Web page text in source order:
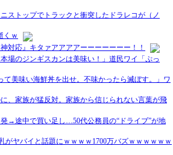
ストップでトラックと衝突したドラレコが（ノ
くｗ
対応』キタァアアアアーーーーーーー！！
場のジンギスカンは美味い！」道民ワイ「ぷっ
て美味い海鮮丼を出せ。不味かったら滅ぼす。」ワ
、家族が猛反対。家族から信じられない言葉が飛
→途中で買い足し…50代公務員の“ドライブ”が地
がヤバイと話題にｗｗｗｗ1700万バズｗｗｗｗｗｗ